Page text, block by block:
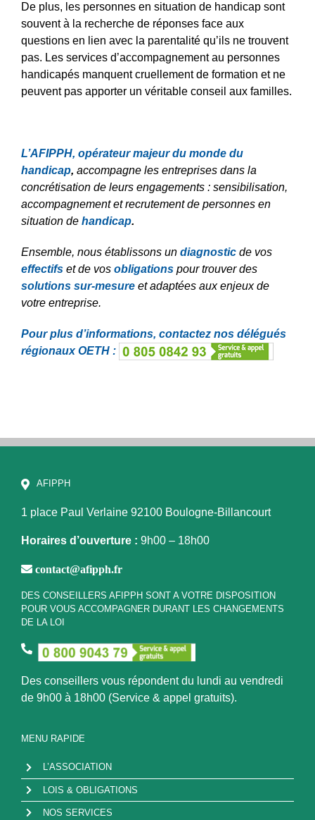
De plus, les personnes en situation de handicap sont
souvent à la recherche de réponses face aux
questions en lien avec la parentalité qu’ils ne trouvent
pas. Les services d’accompagnement au personnes
handicapés manquent cruellement de formation et ne
peuvent pas apporter un véritable conseil aux familles.
L’AFIPPH, opérateur majeur du monde du
handicap, accompagne les entreprises dans la
concrétisation de leurs engagements : sensibilisation,
accompagnement et recrutement de personnes en
situation de handicap.
Ensemble, nous établissons un diagnostic de vos
effectifs et de vos obligations pour trouver des
solutions sur-mesure et adaptées aux enjeux de
votre entreprise.
Pour plus d’informations, contactez nos délégués
régionaux OETH :
AFIPPH
1 place Paul Verlaine 92100 Boulogne-Billancourt
Horaires d’ouverture : 9h00 – 18h00
contact@afipph.fr
DES CONSEILLERS AFIPPH SONT A VOTRE DISPOSITION
POUR VOUS ACCOMPAGNER DURANT LES CHANGEMENTS
DE LA LOI
Des conseillers vous répondent du lundi au vendredi
de 9h00 à 18h00 (Service & appel gratuits).
MENU RAPIDE
L’ASSOCIATION
LOIS & OBLIGATIONS
NOS SERVICES